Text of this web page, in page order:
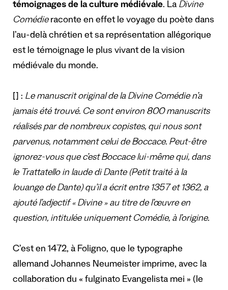
témoignages de la culture médiévale. La Divine
Comédieraconte en effet le voyage du poète dans
l’au-delà chrétien et sa représentation allégorique
est le témoignage le plus vivant de la vision
médiévale du monde.
[] : Le manuscrit original de la Divine Comédie n’a
jamais été trouvé. Ce sont environ 800 manuscrits
réalisés par de nombreux copistes, qui nous sont
parvenus, notamment celui de Boccace. Peut-être
ignorez-vous que c’est Boccace lui-même qui, dans
le Trattatello in laude di Dante (Petit traité à la
louange de Dante) qu’il a écrit entre 1357 et 1362, a
ajouté l’adjectif « Divine » au titre de l’œuvre en
question, intitulée uniquement Comédie, à l’origine.
C’est en 1472, à Foligno, que le typographe
allemand Johannes Neumeister imprime, avec la
collaboration du « fulginato Evangelista mei » (le